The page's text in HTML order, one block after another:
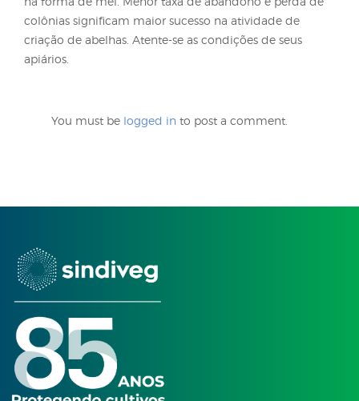
que tiveram problemas de produtividade e
de colmeias devido as alterações climáticas.
climáticas, listamos alguns fatores que
sol da manhã;
• Disponibilidade de água, deve estar o mais
caiam detritos nela);
• Cuidados de manejo, como o uso e retirada de
de alvado, cobertura sobre a colmeia, adequação